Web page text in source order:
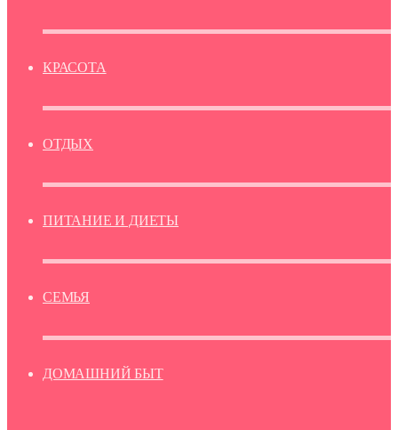
КРАСОТА
ОТДЫХ
ПИТАНИЕ И ДИЕТЫ
СЕМЬЯ
ДОМАШНИЙ БЫТ